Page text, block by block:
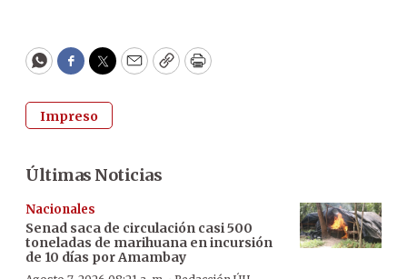
WhatsApp
Facebook
Twitter
EmailCopyPrint
Impreso
Últimas Noticias
Nacionales
Senad saca de circulación casi 500
toneladas de marihuana en incursión
de 10 días por Amambay